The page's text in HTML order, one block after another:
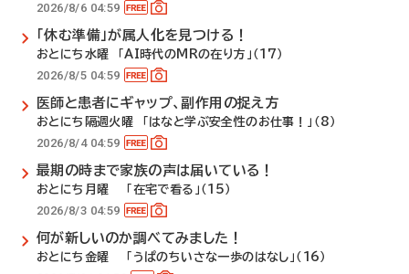
2026/8/6 04:59
「休む準備」が属人化を見つける！
おとにち水曜 「AI時代のMRの在り方」（17）
2026/8/5 04:59
医師と患者にギャップ、副作用の捉え方
おとにち隔週火曜 「はなと学ぶ安全性のお仕事！」（8）
2026/8/4 04:59
最期の時まで家族の声は届いている！
おとにち月曜 「在宅で看る」（15）
2026/8/3 04:59
何が新しいのか調べてみました！
おとにち金曜 「うぱのちいさな一歩のはなし」（16）